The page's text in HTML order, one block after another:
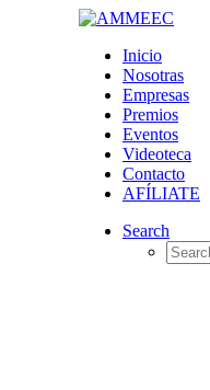
Inicio
Nosotras
Empresas
Premios
Eventos
Videoteca
Contacto
AFÍLIATE
Search